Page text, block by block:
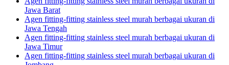
Jawa Barat
Agen fitting-fitting stainless steel murah berbagai ukuran di
Jawa Tengah
Agen fitting-fitting stainless steel murah berbagai ukuran di
Jawa Timur
Agen fitting-fitting stainless steel murah berbagai ukuran di